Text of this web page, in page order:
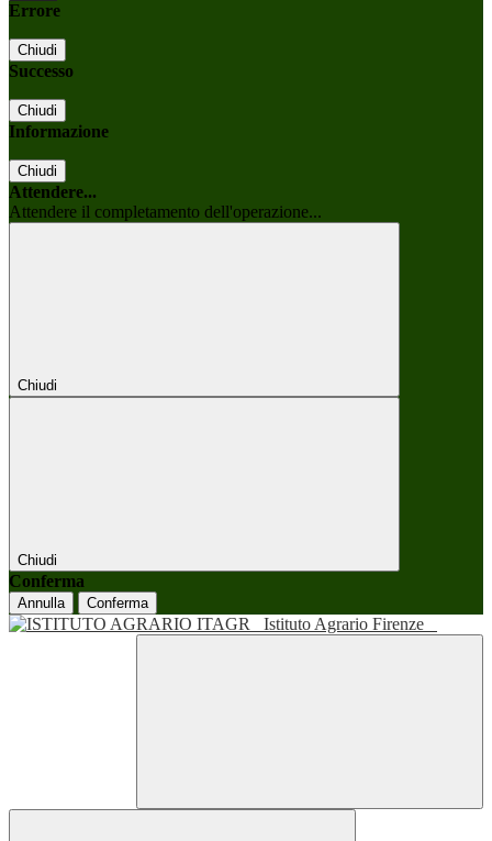
Errore
Chiudi
Successo
Chiudi
Informazione
Chiudi
Attendere...
Attendere il completamento dell'operazione...
Chiudi
Chiudi
Conferma
Annulla Conferma
Istituto Agrario Firenze